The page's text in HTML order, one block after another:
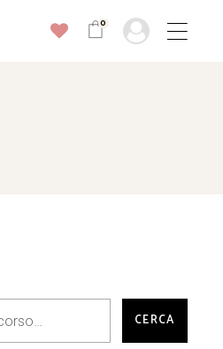
0
CERCA